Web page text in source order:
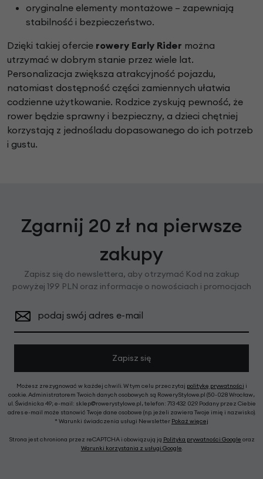
oryginalne elementy montażowe – zapewniają
stabilność i bezpieczeństwo.
Dzięki takiej ofercie rowery Early Rider można
utrzymać w dobrym stanie przez wiele lat.
Personalizacja zwiększa atrakcyjność pojazdu,
natomiast dostępność części zamiennych ułatwia
codzienne użytkowanie. Rodzice zyskują pewność, że
rower będzie sprawny i bezpieczny, a dzieci chętniej
korzystają z jednośladu dopasowanego do ich potrzeb
i gustu.
Zgarnij 20 zł na pierwsze
zakupy
Zapisz się do newslettera, aby otrzymać Kod na zakup
powyżej 199 PLN oraz informacje o nowościach i promocjach
podaj swój adres e-mail
Zapisz się
Możesz zrezygnować w każdej chwili. W tym celu przeczytaj politykę prywatności i
cookie. Administratorem Twoich danych osobowych są RoweryStylowe.pl (50-028 Wrocław,
ul. Świdnicka 49; e-mail: sklep@rowerystylowe.pl, telefon: 713 432 029. Podany przez Ciebie
adres e-mail może stanowić Twoje dane osobowe (np. jeżeli zawiera Twoje imię i nazwisko).
* Warunki świadczenia usługi Newsletter Pokaż więcej
Strona jest chroniona przez reCAPTCHA i obowiązują ją Polityka prywatności Google oraz
Warunki korzystania z usługi Google.